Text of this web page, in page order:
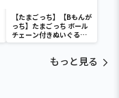
【たまごっち】【Bもんが
っち】たまごっち ボール
チェーン付きぬいぐるみ
～Tamagotchi
もっと見る